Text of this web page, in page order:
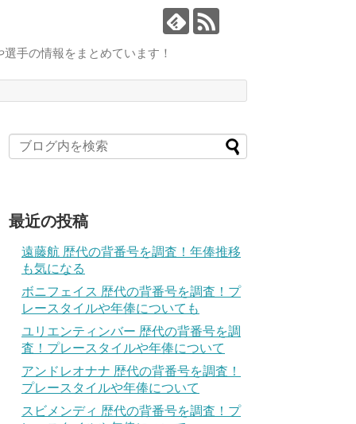
手の情報をまとめています！
最近の投稿
遠藤航 歴代の背番号を調査！年俸推移
も気になる
ボニフェイス 歴代の背番号を調査！プ
レースタイルや年俸についても
ユリエンティンバー 歴代の背番号を調
査！プレースタイルや年俸について
アンドレオナナ 歴代の背番号を調査！
プレースタイルや年俸について
スビメンディ 歴代の背番号を調査！プ